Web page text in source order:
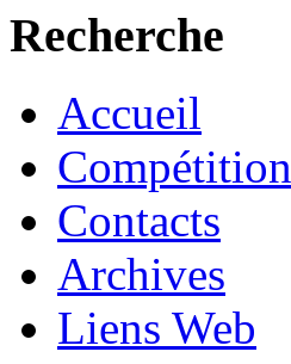
Recherche
Accueil
Compétition
Contacts
Archives
Liens Web